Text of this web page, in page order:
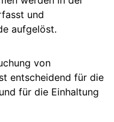
und
aufgelöst.
von
entscheidend für die
und für die Einhaltung